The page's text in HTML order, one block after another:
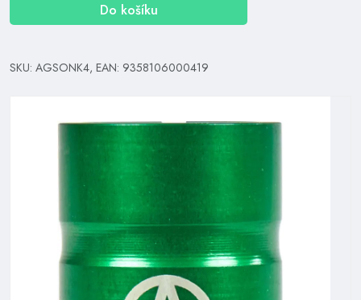
Do košíku
SKU: AGSONK4, EAN: 9358106000419